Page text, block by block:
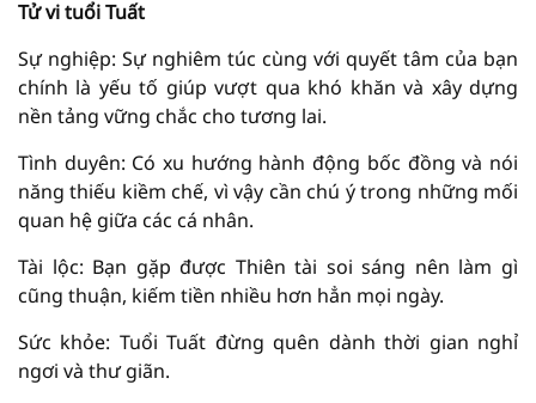
Tử vi tuổi Tuất
Sự nghiệp: Sự nghiêm túc cùng với quyết tâm của bạn
chính là yếu tố giúp vượt qua khó khăn và xây dựng
nền tảng vững chắc cho tương lai.
Tình duyên: Có xu hướng hành động bốc đồng và nói
năng thiếu kiềm chế, vì vậy cần chú ý trong những mối
quan hệ giữa các cá nhân.
Tài lộc: Bạn gặp được Thiên tài soi sáng nên làm gì
cũng thuận, kiếm tiền nhiều hơn hẳn mọi ngày.
Sức khỏe: Tuổi Tuất đừng quên dành thời gian nghỉ
ngơi và thư giãn.